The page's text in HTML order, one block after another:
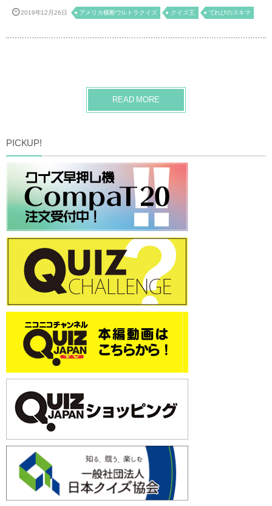
2019年12月26日 アメリカ横断ウルトラクイズ クイズ王 てれびのスキマ
READ MORE
PICKUP!